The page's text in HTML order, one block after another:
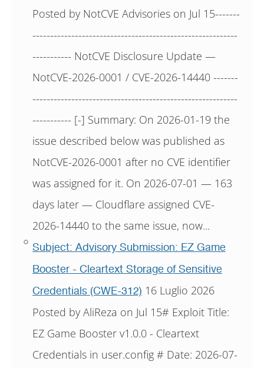
Posted by NotCVE Advisories on Jul 15-------
----------------------------------------------------------
----------- NotCVE Disclosure Update —
NotCVE-2026-0001 / CVE-2026-14440 -------
----------------------------------------------------------
----------- [-] Summary: On 2026-01-19 the
issue described below was published as
NotCVE-2026-0001 after no CVE identifier
was assigned for it. On 2026-07-01 — 163
days later — Cloudflare assigned CVE-
2026-14440 to the same issue, now...
Subject: Advisory Submission: EZ Game
Booster - Cleartext Storage of Sensitive
Credentials (CWE-312) 16 Luglio 2026
Posted by AliReza on Jul 15# Exploit Title:
EZ Game Booster v1.0.0 - Cleartext
Credentials in user.config # Date: 2026-07-